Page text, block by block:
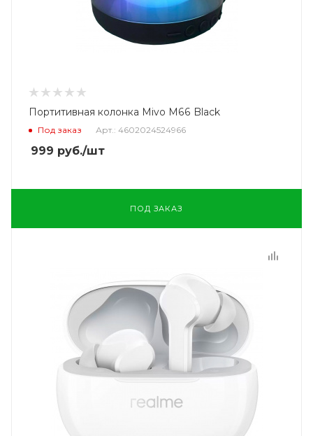
Портитивная колонка Mivo M66 Black
Под заказ Арт.: 4602024524966
999 руб./шт
ПОД ЗАКАЗ